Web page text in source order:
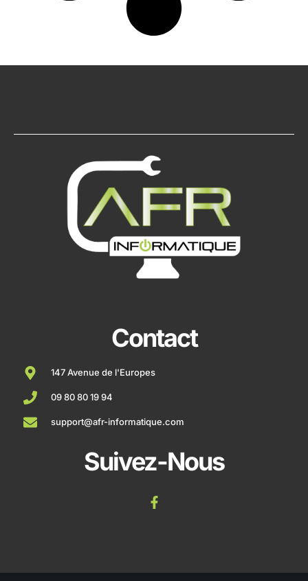
Contact
147 Avenue de l'Europes
09 80 80 19 94
support@afr-informatique.com
Suivez-Nous